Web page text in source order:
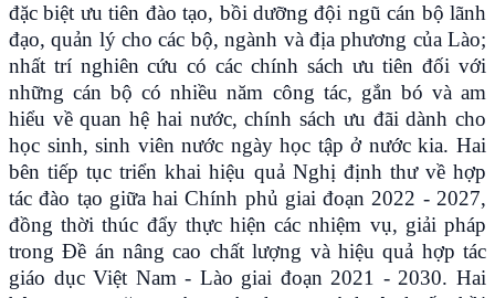
đặc biệt ưu tiên đào tạo, bồi dưỡng đội ngũ cán bộ lãnh
đạo, quản lý cho các bộ, ngành và địa phương của Lào;
nhất trí nghiên cứu có các chính sách ưu tiên đối với
những cán bộ có nhiều năm công tác, gắn bó và am
hiểu về quan hệ hai nước, chính sách ưu đãi dành cho
học sinh, sinh viên nước ngày học tập ở nước kia. Hai
bên tiếp tục triển khai hiệu quả Nghị định thư về hợp
tác đào tạo giữa hai Chính phủ giai đoạn 2022 - 2027,
đồng thời thúc đẩy thực hiện các nhiệm vụ, giải pháp
trong Đề án nâng cao chất lượng và hiệu quả hợp tác
giáo dục Việt Nam - Lào giai đoạn 2021 - 2030. Hai